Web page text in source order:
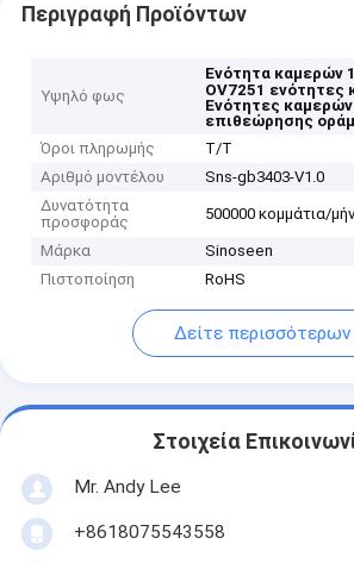
Περιγραφή Προϊόντων
Υψηλό φως
Ενότητα καμερών
OV7251 ενότητες
Ενότητες
επιθεώρησης
Όροι πληρωμής
T/T
Αριθμό μοντέλου
Sns-gb3403-V1.0
Δυνατότητα
προσφοράς
500000 κομμάτια/
Μάρκα
Sinoseen
Πιστοποίηση
RoHS
Δείτε περισσότερων
Στοιχεία
Mr. Andy Lee
+8618075543558